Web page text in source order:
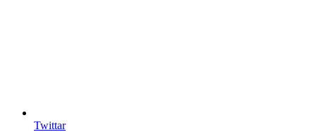
Twittar